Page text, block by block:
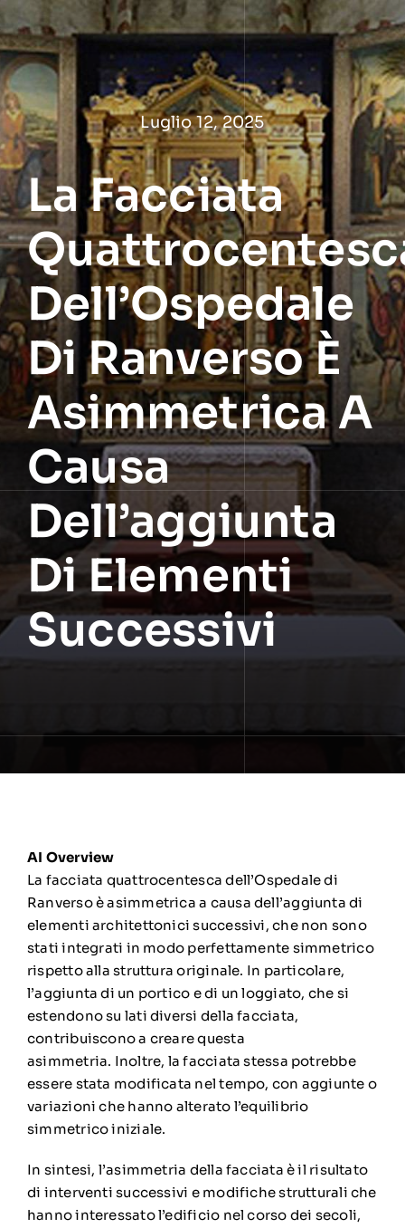
Salta
al
contenuto
Luglio 12, 2025
La Facciata
Dell’Ospedale
Di Ranverso È
Asimmetrica A
Causa
Dell’aggiunta
Di Elementi
Successivi
AI Overview
La facciata quattrocentesca dell’Ospedale di
Ranverso è asimmetricaa causa dell’aggiunta di
elementi architettonici successivi, che non sono
stati integrati in modo perfettamente simmetrico
rispetto alla struttura originale. In particolare,
l’aggiunta di un portico e di unloggiato, che si
estendono su lati diversi della facciata,
contribuiscono a creare questa
asimmetria. Inoltre, la facciata stessa potrebbe
essere stata modificata nel tempo, con aggiunte o
variazioni che hanno alterato l’equilibrio
simmetrico iniziale.
In sintesi, l’asimmetria della facciata è il risultato
di interventi successivi e modifiche strutturali che
hanno interessato l’edificio nel corso dei secoli,